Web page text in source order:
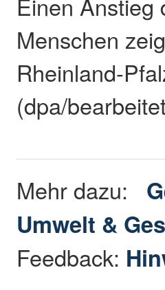
Menschen
Rheinland-
(dpa/
Mehr dazu:
Umwelt &
Feedback: